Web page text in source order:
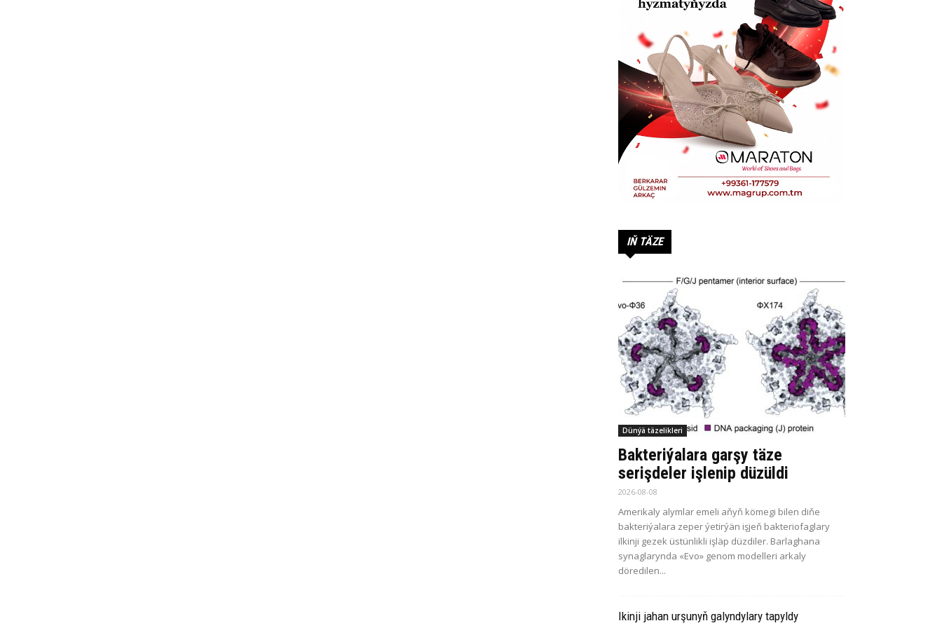
IŇ TÄZE
Dünýä täzelikleri
Bakteriýalara garşy täze
serişdeler işlenip düzüldi
2026-08-08
Amerikaly alymlar emeli aňyň kömegi bilen diňe
bakteriýalara zeper ýetirýän işjeň bakteriofaglary
ilkinji gezek üstünlikli işläp düzdiler. Barlaghana
synaglarynda «Evo» genom modelleri arkaly
döredilen...
Ikinji jahan urşunyň galyndylary tapyldy